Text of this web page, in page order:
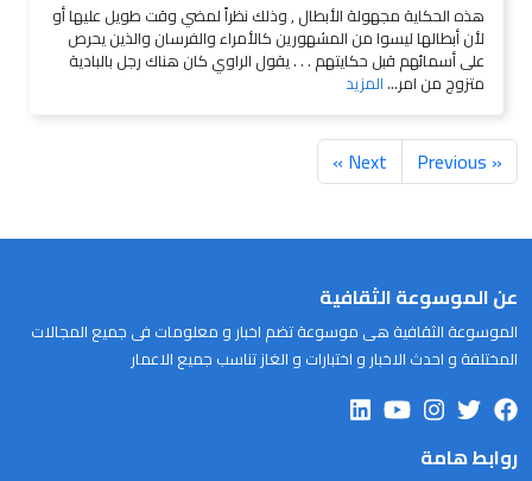
هذه الحكاية مجهولة الأبطال , وذلك نظراً لمضي وقت طويل عليها أو
لأن أبطالها ليسوا من المشهورين كالأمراء والفرسان والذين يحرص
على أسمائهم قبل حكايتهم . . . يقول الراوي كان هناك رجل بالبادية
متزوج من امر...المزيد
« Previous
Next »
عن الموسوعة الثقافية
الموسوعة الثقافية هى موسوعة تضم اخبار و معلومات فى جميع المجالات
المختلفة و احدث الاخبار و اختبارات و الغاز تناسب جميع الاعمار
روابط هامة